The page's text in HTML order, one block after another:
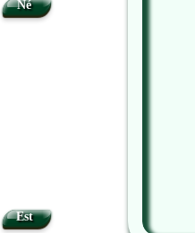
Né
Est